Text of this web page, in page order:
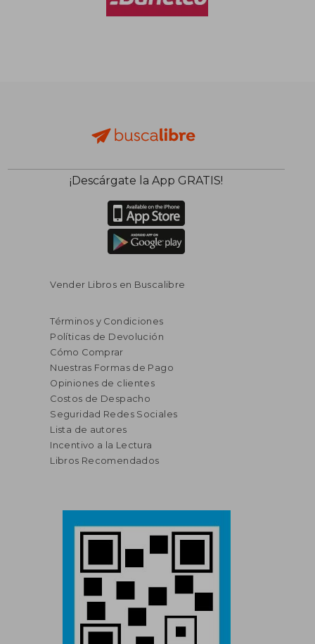
¡Descárgate la App GRATIS!
Vender Libros en Buscalibre
Términos y Condiciones
Políticas de Devolución
Cómo Comprar
Nuestras Formas de Pago
Opiniones de clientes
Costos de Despacho
Seguridad Redes Sociales
Lista de autores
Incentivo a la Lectura
Libros Recomendados